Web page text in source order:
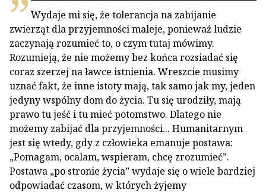
Wydaje mi się, że tolerancja na zabijanie
zwierząt dla przyjemności maleje, ponieważ ludzie
zaczynają rozumieć to, o czym tutaj mówimy.
Rozumieją, że nie możemy bez końca rozsiadać się
coraz szerzej na ławce istnienia. Wreszcie musimy
uznać fakt, że inne istoty mają, tak samo jak my, jeden
jedyny wspólny dom do życia. Tu się urodziły, mają
prawo tu jeść i tu mieć potomstwo. Dlatego nie
możemy zabijać dla przyjemności... Humanitarnym
jest się wtedy, gdy z człowieka emanuje postawa:
„Pomagam, ocalam, wspieram, chcę zrozumieć”.
Postawa „po stronie życia” wydaje się o wiele bardziej
odpowiadać czasom, w których żyjemy